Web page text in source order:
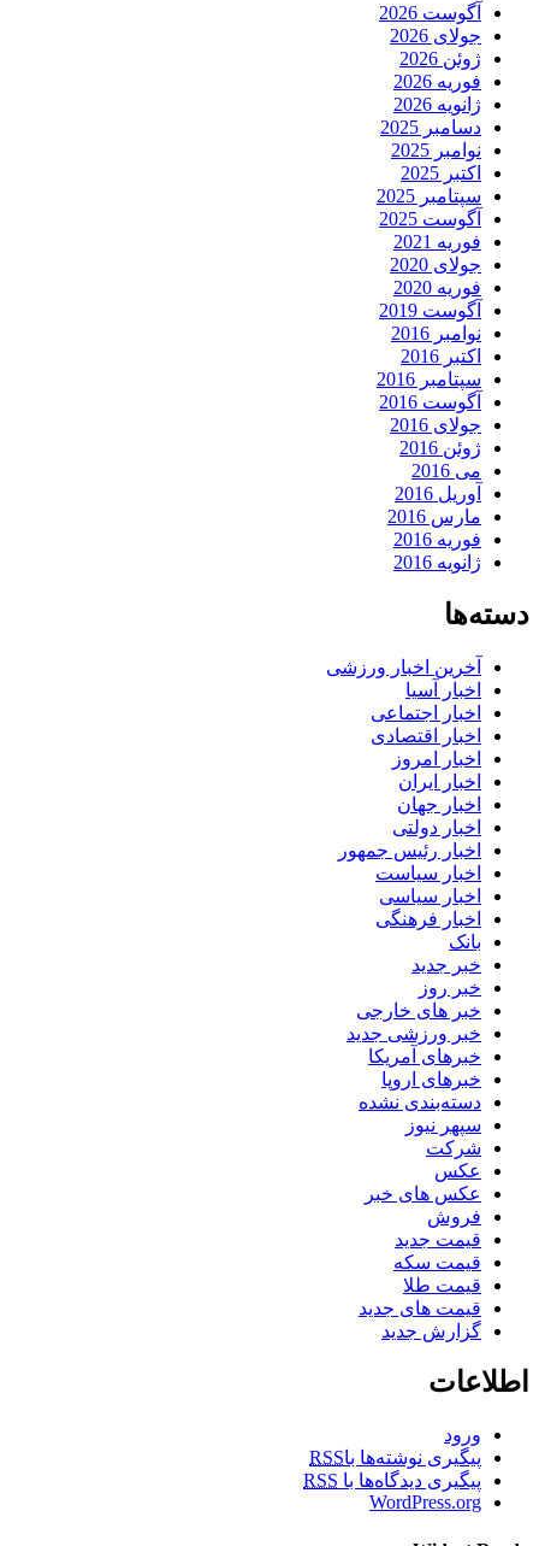
آگوست 2026
جولای 2026
ژوئن 2026
فوریه 2026
ژانویه 2026
دسامبر 2025
نوامبر 2025
اکتبر 2025
سپتامبر 2025
آگوست 2025
فوریه 2021
جولای 2020
فوریه 2020
آگوست 2019
نوامبر 2016
اکتبر 2016
سپتامبر 2016
آگوست 2016
جولای 2016
ژوئن 2016
می 2016
آوریل 2016
مارس 2016
فوریه 2016
ژانویه 2016
دسته‌ها
آخرین اخبار ورزشی
اخبار آسیا
اخبار اجتماعی
اخبار اقتصادی
اخبار امروز
اخبار ایران
اخبار جهان
اخبار دولتی
اخبار رئیس جمهور
اخبار سیاست
اخبار سیاسی
اخبار فرهنگی
بانک
خبر جدید
خبر روز
خبر های خارجی
خبر ورزشی جدید
خبرهای آمریکا
خبرهای اروپا
دسته‌بندی نشده
سپهر نیوز
شرکت
عکس
عکس های خبر
فروش
قیمت جدید
قیمت سکه
قیمت طلا
قیمت های جدید
گزارش جدید
اطلاعات
ورود
پیگیری نوشته‌ها باRSS
پیگیری دیدگاه‌ها با RSS
WordPress.org